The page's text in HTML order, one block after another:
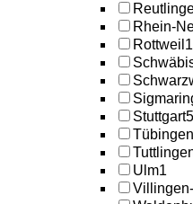
Rhein-
Rottweil 1
Stuttgart5
Tübingen
Ulm1